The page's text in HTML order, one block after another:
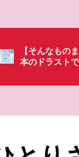
「これ無しじ
の調味料が最